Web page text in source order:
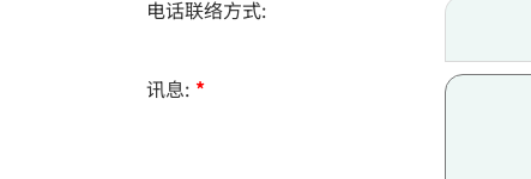
电话联络方式:
讯息: *